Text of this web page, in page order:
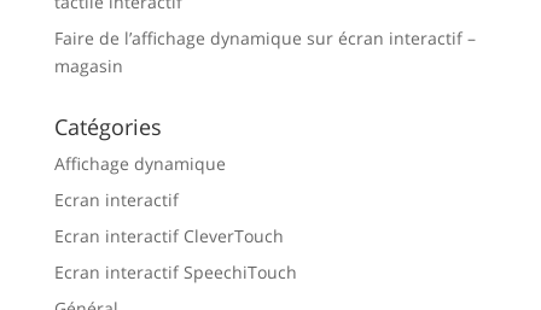
Faire de l’affichage dynamique sur écran interactif –
magasin
Catégories
Affichage dynamique
Ecran interactif
Ecran interactif CleverTouch
Ecran interactif SpeechiTouch